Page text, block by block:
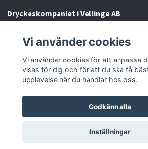
Dryckeskompaniet i Vellinge AB
Kontakta oss
Sociala medier
© 2026 Dryckeskompaniet i
Vi använder cookies
Vi använder cookies för att anpassa
visas för dig och för att du ska få
upplevelse när du handlar hos oss.
Godkänn alla
Inställningar